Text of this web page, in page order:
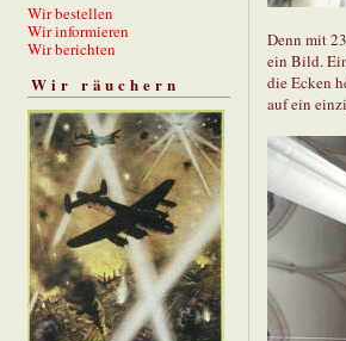
Wir bestellen
Wir informieren
Wir berichten
Wir räuchern
Denn mit
ein Bild.
die Ecken
auf ein